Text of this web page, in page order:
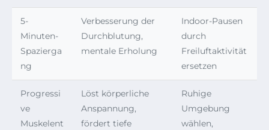
5-
Minuten-
Spazierga
ng
Verbesserung der
Durchblutung,
mentale Erholung
Indoor-Pausen
durch
Freiluftaktivität
ersetzen
Progressi
ve
Muskelent
Löst körperliche
Anspannung,
fördert tiefe
Ruhige
Umgebung
wählen,